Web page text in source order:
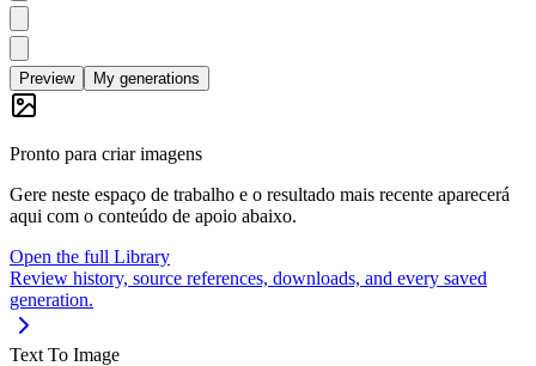
Preview My generations
Pronto para criar imagens
Gere neste espaço de trabalho e o resultado mais recente aparecerá
aqui com o conteúdo de apoio abaixo.
Open the full Library
Review history, source references, downloads, and every saved
generation.
Text To Image